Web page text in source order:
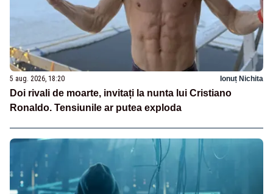
5 aug. 2026, 18:20 Ionuț Nichita
Doi rivali de moarte, invitați la nunta lui Cristiano
Ronaldo. Tensiunile ar putea exploda